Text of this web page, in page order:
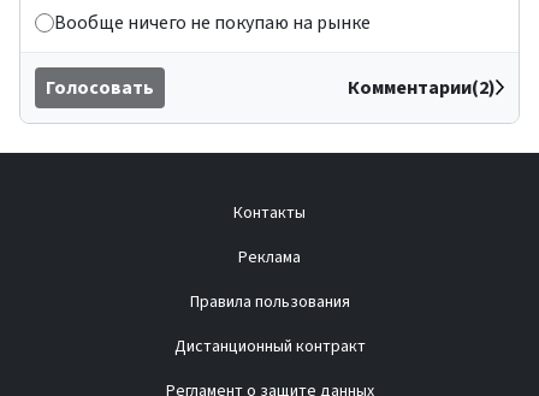
Вообще ничего не покупаю на рынке
Голосовать Комментарии(2)
Контакты
Реклама
Правила пользования
Дистанционный контракт
Регламент о защите данных